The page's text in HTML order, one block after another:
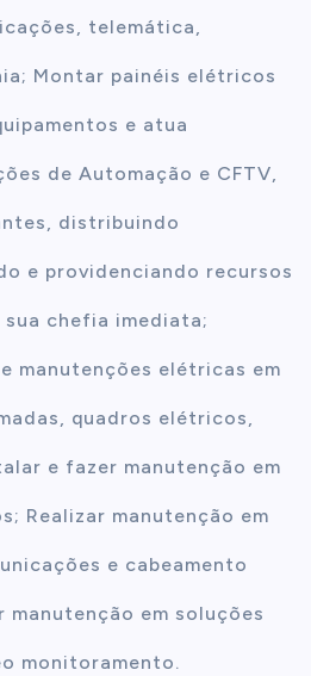
telemática,
Montar painéis elétricos
e atua
de Automação e CFTV,
distribuindo
e providenciando recursos
chefia imediata;
manutenções elétricas em
quadros elétricos,
e fazer manutenção em
Realizar manutenção em
e cabeamento
em soluções
monitoramento.